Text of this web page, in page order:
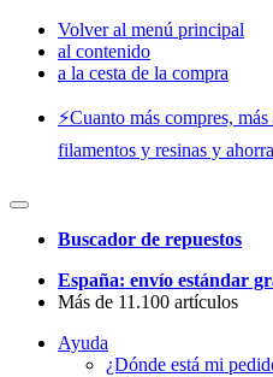
Volver al menú principal
al contenido
a la cesta de la compra
⚡️Cuanto más compres,
filamentos y resinas y
Buscador de repuestos
España: envío estándar
Más de 11.100 artículos
Ayuda
¿Dónde está mi